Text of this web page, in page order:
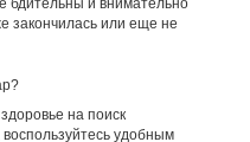
закончилась или еще не
на поиск
удобным